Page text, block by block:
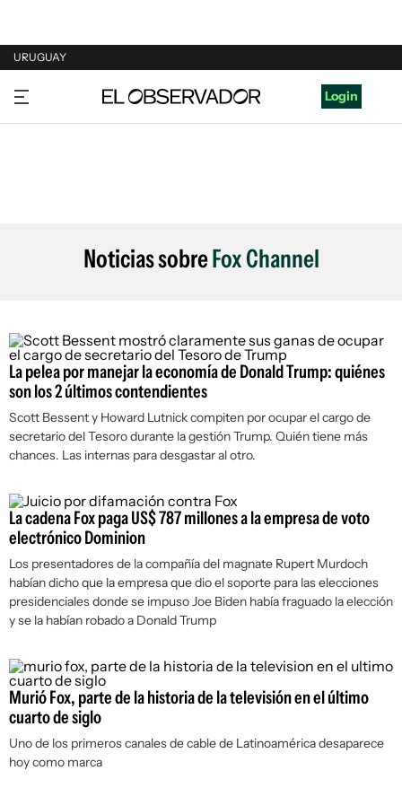
URUGUAY
URUGUAY
ARGENTINA
Login
Noticias sobreFox Channel
La pelea por manejar la economía de Donald Trump: quiénes
son los 2 últimos contendientes
Scott Bessent y Howard Lutnick compiten por ocupar el cargo de
secretario del Tesoro durante la gestión Trump. Quién tiene más
chances. Las internas para desgastar al otro.
La cadena Fox paga US$ 787 millones a la empresa de voto
electrónico Dominion
Los presentadores de la compañía del magnate Rupert Murdoch
habían dicho que la empresa que dio el soporte para las elecciones
presidenciales donde se impuso Joe Biden había fraguado la elección
y se la habían robado a Donald Trump
Murió Fox, parte de la historia de la televisión en el último
cuarto de siglo
Uno de los primeros canales de cable de Latinoamérica desaparece
hoy como marca